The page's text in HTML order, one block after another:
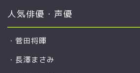
人気俳優・声優
・ 菅田将暉
・ 長澤まさみ